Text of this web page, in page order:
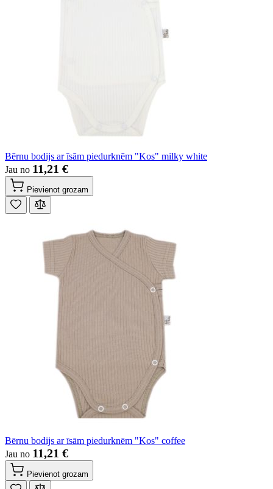
Bērnu bodijs ar īsām piedurknēm "Kos" milky white
Jau no 11,21 €
Pievienot grozam
Bērnu bodijs ar īsām piedurknēm "Kos" coffee
Jau no 11,21 €
Pievienot grozam